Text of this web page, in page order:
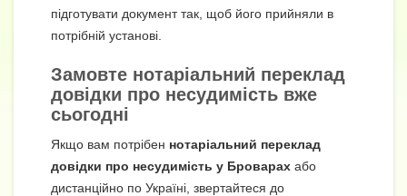
підготувати документ так, щоб його прийняли в
потрібній установі.
Замовте нотаріальний переклад
довідки про несудимість вже
сьогодні
Якщо вам потрібен нотаріальний переклад
довідки про несудимість у Броварах або
дистанційно по Україні, звертайтеся до